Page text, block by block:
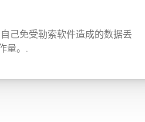
己免受勒索软件造成的数据丢
量。.